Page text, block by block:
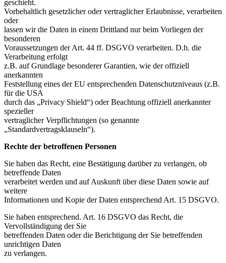
geschieht.
Vorbehaltlich gesetzlicher oder vertraglicher Erlaubnisse, verarbeiten
oder
lassen wir die Daten in einem Drittland nur beim Vorliegen der
besonderen
Voraussetzungen der Art. 44 ff. DSGVO verarbeiten. D.h. die
Verarbeitung erfolgt
z.B. auf Grundlage besonderer Garantien, wie der offiziell
anerkannten
Feststellung eines der EU entsprechenden Datenschutzniveaus (z.B.
für die USA
durch das „Privacy Shield“) oder Beachtung offiziell anerkannter
spezieller
vertraglicher Verpflichtungen (so genannte
„Standardvertragsklauseln“).
Rechte der betroffenen Personen
Sie haben das Recht, eine Bestätigung darüber zu verlangen, ob
betreffende Daten
verarbeitet werden und auf Auskunft über diese Daten sowie auf
weitere
Informationen und Kopie der Daten entsprechend Art. 15 DSGVO.
Sie haben entsprechend. Art. 16 DSGVO das Recht, die
Vervollständigung der Sie
betreffenden Daten oder die Berichtigung der Sie betreffenden
unrichtigen Daten
zu verlangen.